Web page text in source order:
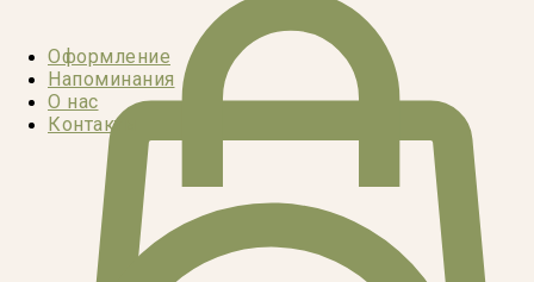
Оформление
Напоминания
О нас
Контакты